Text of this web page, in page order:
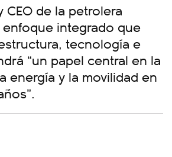
CEO de la petrolera
integrado que
tecnología e
“un papel central en la
energía y la movilidad en